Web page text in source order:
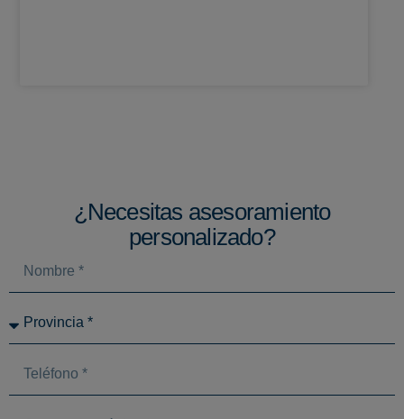
¿Necesitas asesoramiento
personalizado?